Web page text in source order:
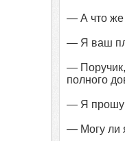
— А что же
— Я ваш
—
полного
— Я прошу
— Могу ли